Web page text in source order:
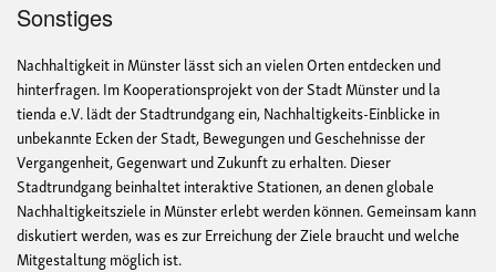
Sonstiges
Nachhaltigkeit in Münster lässt sich an vielen Orten entdecken und
hinterfragen. Im Kooperationsprojekt von der Stadt Münster und la
tienda e.V. lädt der Stadtrundgang ein, Nachhaltigkeits-Einblicke in
unbekannte Ecken der Stadt, Bewegungen und Geschehnisse der
Vergangenheit, Gegenwart und Zukunft zu erhalten. Dieser
Stadtrundgang beinhaltet interaktive Stationen, an denen globale
Nachhaltigkeitsziele in Münster erlebt werden können. Gemeinsam kann
diskutiert werden, was es zur Erreichung der Ziele braucht und welche
Mitgestaltung möglich ist.